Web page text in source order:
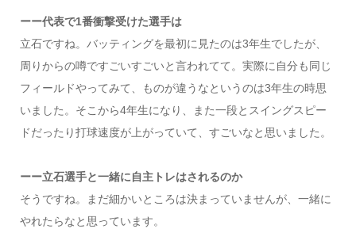
ーー代表で1番衝撃受けた選手は
立石ですね。バッティングを最初に見たのは3年生でしたが、
周りからの噂ですごいすごいと言われてて。実際に自分も同じ
フィールドやってみて、ものが違うなというのは3年生の時思
いました。そこから4年生になり、また一段とスイングスピー
ドだったり打球速度が上がっていて、すごいなと思いました。
ーー立石選手と一緒に自主トレはされるのか
そうですね。まだ細かいところは決まっていませんが、一緒に
やれたらなと思っています。